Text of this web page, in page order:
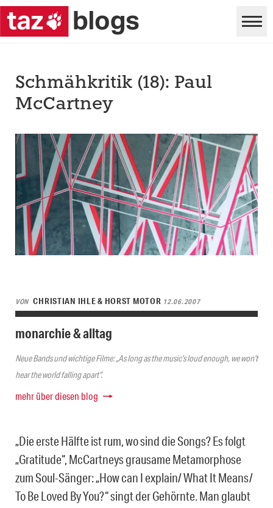
Schmähkritik (18): Paul
McCartney
VON CHRISTIAN IHLE & HORST MOTOR 12.06.2007
monarchie & alltag
Neue Bands und wichtige Filme: „As long as the music’s loud enough, we won’t
hear the world falling apart“.
mehr über diesen blog
„Die erste Hälfte ist rum, wo sind die Songs? Es folgt
„Gratitude“, McCartneys grausame Metamorphose
zum Soul-Sänger: „How can I explain/ What It Means/
To Be Loved By You?“ singt der Gehörnte. Man glaubt